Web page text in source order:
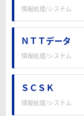
情報処理/システム
ＮＴＴデータ
情報処理/システム
ＳＣＳＫ
情報処理/システム